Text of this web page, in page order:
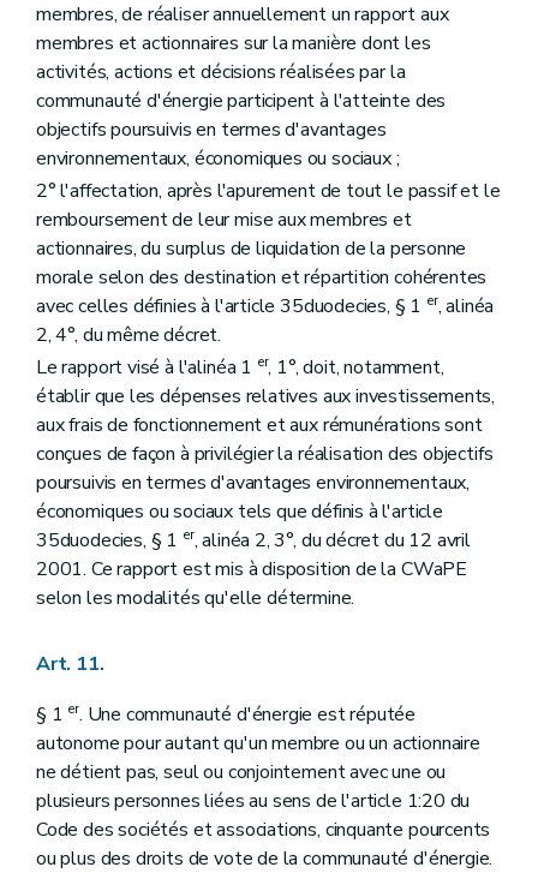
membres, de réaliser annuellement un rapport aux
membres et actionnaires sur la manière dont les
activités, actions et décisions réalisées par la
communauté d'énergie participent à l'atteinte des
objectifs poursuivis en termes d'avantages
environnementaux, économiques ou sociaux ;
2° l'affectation, après l'apurement de tout le passif et le
remboursement de leur mise aux membres et
actionnaires, du surplus de liquidation de la personne
morale selon des destination et répartition cohérentes
avec celles définies à l'article 35duodecies, § 1 er, alinéa
2, 4°, du même décret.
Le rapport visé à l'alinéa 1 er, 1°, doit, notamment,
établir que les dépenses relatives aux investissements,
aux frais de fonctionnement et aux rémunérations sont
conçues de façon à privilégier la réalisation des objectifs
poursuivis en termes d'avantages environnementaux,
économiques ou sociaux tels que définis à l'article
35duodecies, § 1 er, alinéa 2, 3°, du décret du 12 avril
2001. Ce rapport est mis à disposition de la CWaPE
selon les modalités qu'elle détermine.
Art. 11.
§ 1 er. Une communauté d'énergie est réputée
autonome pour autant qu'un membre ou un actionnaire
ne détient pas, seul ou conjointement avec une ou
plusieurs personnes liées au sens de l'article 1:20 du
Code des sociétés et associations, cinquante pourcents
ou plus des droits de vote de la communauté d'énergie.